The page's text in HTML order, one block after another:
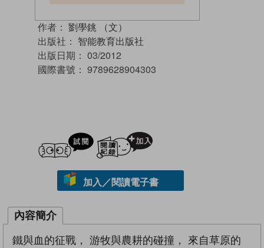
作者： 劉學銚 （文）
出版社： 智能教育出版社
出版日期： 03/2012
國際書號： 9789628904303
試閲
加入／閱讀電子書
內容簡介
鐵與血的征戰， 游牧與農耕的碰撞， 來自草原的